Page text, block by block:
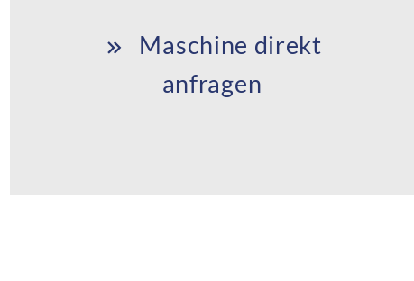
Maschine direkt
anfragen